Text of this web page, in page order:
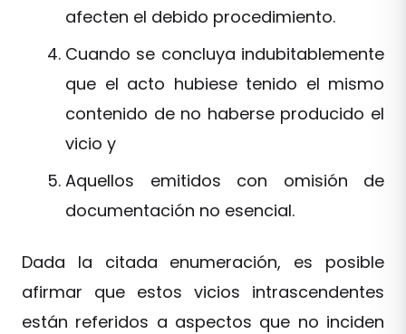
afecten el debido procedimiento.
Cuando se concluya indubitablemente
que el acto hubiese tenido el mismo
contenido de no haberse producido el
vicio y
Aquellos emitidos con omisión de
documentación no esencial.
Dada la citada enumeración, es posible
afirmar que estos vicios intrascendentes
están referidos a aspectos que no inciden